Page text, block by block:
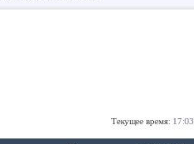
Текущее время: 17:03